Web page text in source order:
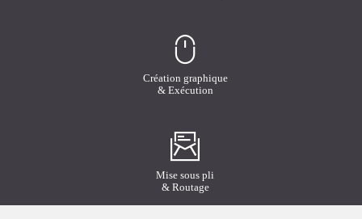
Création graphique
& Exécution
Mise sous pli
& Routage